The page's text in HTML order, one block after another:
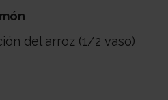
del arroz (1/2 vaso)